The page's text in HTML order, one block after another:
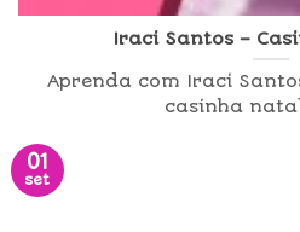
Iraci Santos –
Aprenda com Iraci
casinha
01
set